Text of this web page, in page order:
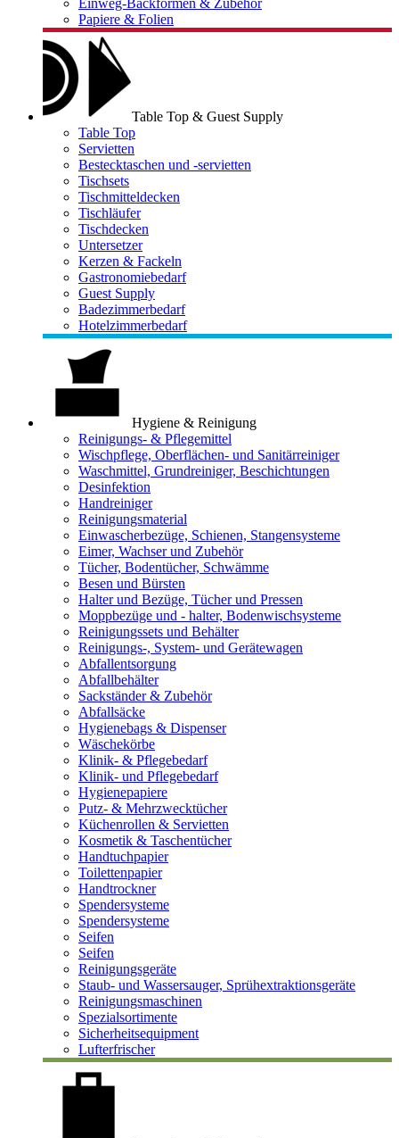
Einweg-Backformen & Zubehör
Papiere & Folien
Table Top & Guest Supply
Table Top
Servietten
Bestecktaschen und -servietten
Tischsets
Tischmitteldecken
Tischläufer
Tischdecken
Untersetzer
Kerzen & Fackeln
Gastronomiebedarf
Guest Supply
Badezimmerbedarf
Hotelzimmerbedarf
Hygiene & Reinigung
Reinigungs- & Pflegemittel
Wischpflege, Oberflächen- und Sanitärreiniger
Waschmittel, Grundreiniger, Beschichtungen
Desinfektion
Handreiniger
Reinigungsmaterial
Einwascherbezüge, Schienen, Stangensysteme
Eimer, Wachser und Zubehör
Tücher, Bodentücher, Schwämme
Besen und Bürsten
Halter und Bezüge, Tücher und Pressen
Moppbezüge und - halter, Bodenwischsysteme
Reinigungssets und Behälter
Reinigungs-, System- und Gerätewagen
Abfallentsorgung
Abfallbehälter
Sackständer & Zubehör
Abfallsäcke
Hygienebags & Dispenser
Wäschekörbe
Klinik- & Pflegebedarf
Klinik- und Pflegebedarf
Hygienepapiere
Putz- & Mehrzwecktücher
Küchenrollen & Servietten
Kosmetik & Taschentücher
Handtuchpapier
Toilettenpapier
Handtrockner
Spendersysteme
Spendersysteme
Seifen
Seifen
Reinigungsgeräte
Staub- und Wassersauger, Sprühextraktionsgeräte
Reinigungsmaschinen
Spezialsortimente
Sicherheitsequipment
Lufterfrischer